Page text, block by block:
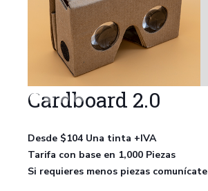
Cardboard 2.0
Desde $104 Una tinta +IVA
Tarifa con base en 1,000 Piezas
Si requieres menos piezas comunícate